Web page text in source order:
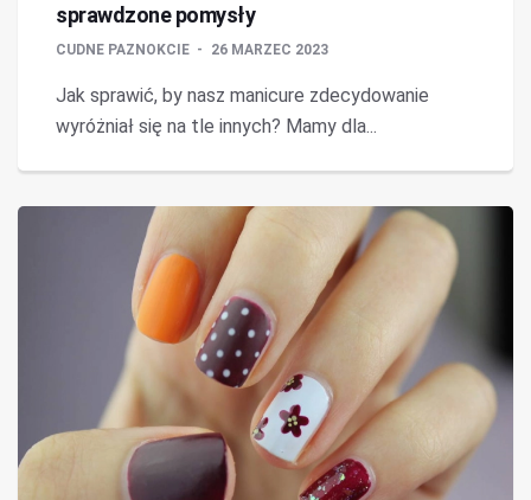
sprawdzone pomysły
CUDNE PAZNOKCIE 26 MARZEC 2023
Jak sprawić, by nasz manicure zdecydowanie
wyróżniał się na tle innych? Mamy dla...